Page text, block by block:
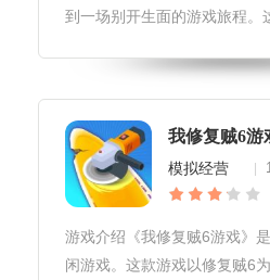
到一场别开生面的游戏旅程。
责修复受损的电力系统。在游
器人穿越各种复杂的环境，解
我修复贼6游
模拟经营
游戏介绍《我修复贼6游戏》
闲游戏。这款游戏以修复贼6